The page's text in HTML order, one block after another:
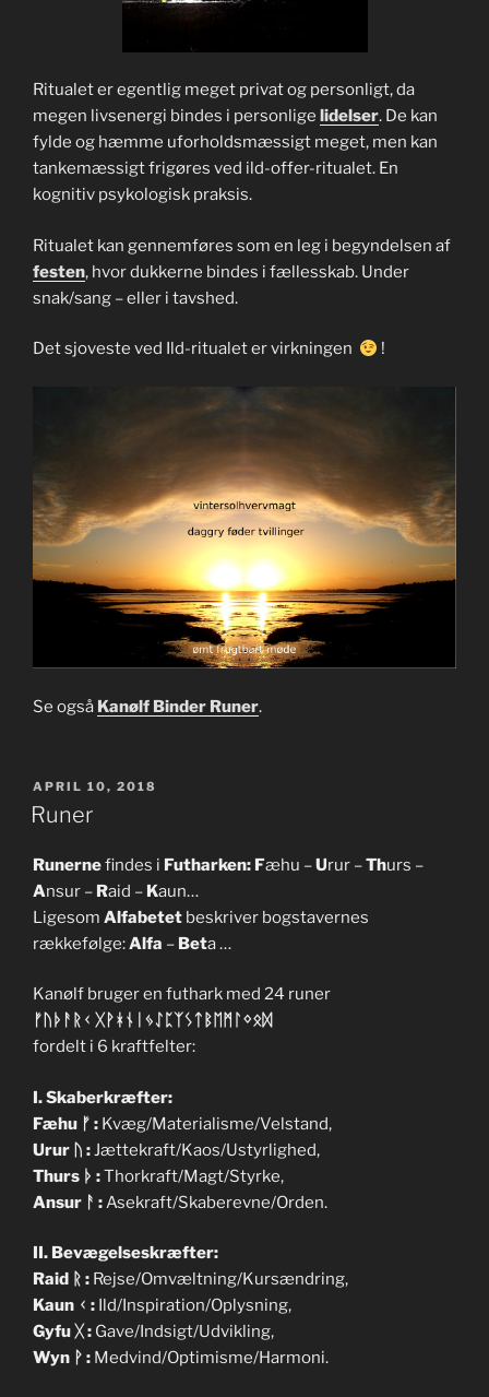
Ritualet er egentlig meget privat og personligt, da
megen livsenergi bindes i personlige lidelser. De kan
fylde og hæmme uforholdsmæssigt meget, men kan
tankemæssigt frigøres ved ild-offer-ritualet. En
kognitiv psykologisk praksis.
Ritualet kan gennemføres som en leg i begyndelsen af
festen, hvor dukkerne bindes i fællesskab. Under
snak/sang – eller i tavshed.
Det sjoveste ved Ild-ritualet er virkningen !
Se også Kanølf Binder Runer.
UDGIVET
DEN
APRIL 10, 2018
Runer
Runernefindes i Futharken: Fæhu –Urur –Thurs –
Ansur – Raid – Kaun…
Ligesom Alfabetet beskriver bogstavernes
rækkefølge:Alfa – Beta …
Kanølf bruger en futhark med 24 runer
ᚠᚢᚦᚨᚱᚲ ᚷᚹᚼᚾᛁᛃᛇᛈᛉᛊᛏᛒᛖᛗᛚᛜᛟᛞ
fordelt i 6 kraftfelter:
I. Skaberkræfter:
Fæhu ᚠ : Kvæg/Materialisme/Velstand,
Urur ᚢ :Jættekraft/Kaos/Ustyrlighed,
Thurs ᚦ :Thorkraft/Magt/Styrke,
Ansur ᚨ :Asekraft/Skaberevne/Orden.
II. Bevægelseskræfter:
Raid ᚱ : Rejse/Omvæltning/Kursændring,
Kaun ᚲ :
Ild/Inspiration/Oplysning,
Gyfu ᚷ: Gave/Indsigt/Udvikling,
Wyn ᚹ : Medvind/Optimisme/Harmoni.